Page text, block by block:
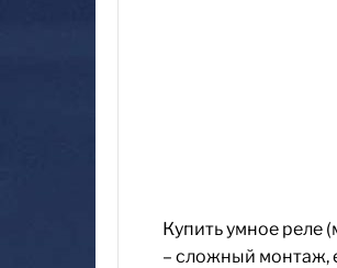
Купить умное реле
– сложный монтаж,